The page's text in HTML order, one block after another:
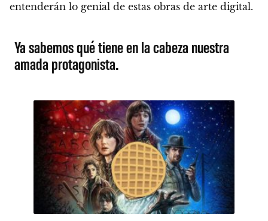
entenderán lo genial de estas obras de arte digital.
Ya sabemos qué tiene en la cabeza nuestra
amada protagonista.